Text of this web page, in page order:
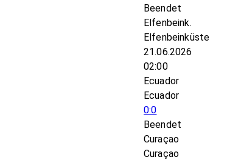
Beendet
Elfenbeink.
Elfenbeinküste
21.06.2026
02:00
Ecuador
Ecuador
0:0
Beendet
Curaçao
Curaçao